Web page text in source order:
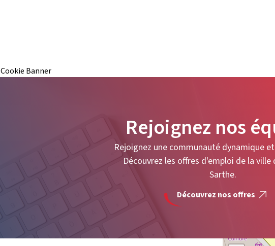
Banner
Rejoignez nos
Rejoignez une communauté dynamique
Découvrez les offres d'emploi de la ville
Sarthe.
Découvrez nos offres